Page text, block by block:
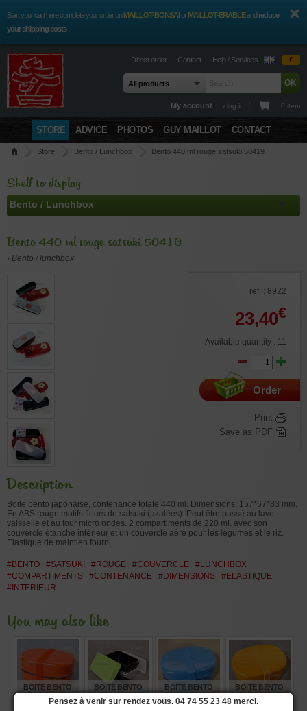
Start your cart here complete your order onMAILLOT-BONSAIorMAILLOT-ERABLEandreduce
your shipping costs
Direct order Contact Help / Services €
My account › log in 0 item
STORE ADVICE PHOTOS GUY MAILLOT CONTACT
Store Bento / Lunchbox Bento 440 ml rouge satsuki 50419
Shelf to display
Bento 440 ml rouge satsuki 50419
› Bento / lunchbox
ref. : 8922
23,40€
Available quantity : 11
Order
Print
Save as PDF
Description
Boite bento japonaise, contenance totale 440 ml. Dimensions: 157*67*83 mm.
En ABS rouge motifs fleurs de satsuki (azalées). Peut être passé au lave
vaisselle et au four micro ondes. 2 compartiments de 220 ml. avec son
couvercle étanche intérieur et un couvercle aéré pour les légumes et le riz.
Elastique de maintien fourni.
#BENTO #SATSUKI #ROUGE #COUVERCLE
#LUNCHBOX
#COMPARTIMENTS
#CONTENANCE #DIMENSIONS
#ELASTIQUE
#INTERIEUR
You may also like
BOITE BENTO
ORIGINAL
COLLECTION
BOITE BENTO
DELI VERT
POMME
BOITE BENTO
ORIGINAL
COLLECTION
BOITE BENTO
ORIGINAL
COLLECTION
Pensez à venir sur rendez vous. 04 74 55 23 48 merci.